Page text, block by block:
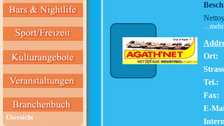
Übersicht
...mehr
Ort:
Tel.:
Fax:
E-